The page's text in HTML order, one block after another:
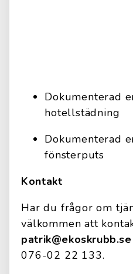
Dokumenterad
hotellstädning
Dokumenterad
fönsterputs
Kontakt
Har du frågor om
välkommen att
patrik@ekoskrubb.se
076-02 22 133.